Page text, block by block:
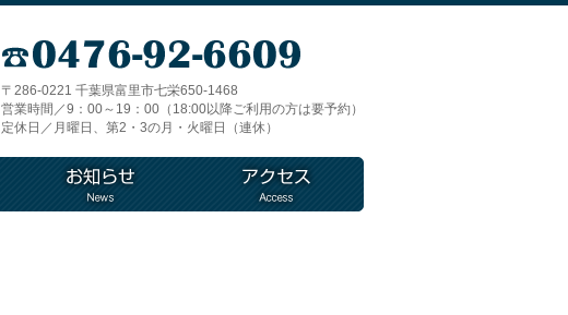
〒286-0221 千葉県富里市七栄650-1468
営業時間／9：00～19：00（18:00以降ご利用の方は要予約）
定休日／月曜日、第2・3の月・火曜日（連休）